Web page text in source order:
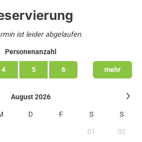
ist leider abgelaufen.
Personenanzahl
4 5 6 mehr
August 2026
D F S S
01
02